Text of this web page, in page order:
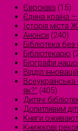
Євроквіз (15)
Єдина країна —
Історія міста
Анонси (240)
Бібліотека без
Бібліотекарю
Біографи
Відділ
як?" (405)
Дитячі
Допитливим
Книги
Книжкові